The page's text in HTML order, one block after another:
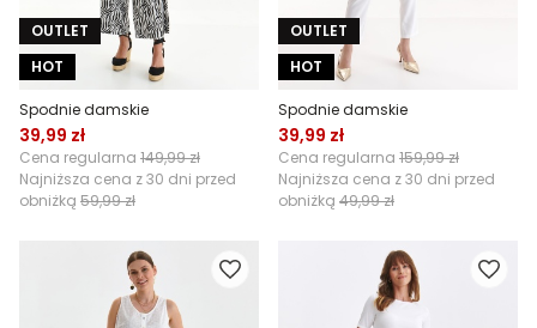
OUTLET
HOT
Spodnie damskie
39,99 zł
Cena regularna 149,99 zł
Najniższa cena z 30 dni przed
obniżką 59,99 zł
OUTLET
HOT
Spodnie damskie
39,99 zł
Cena regularna 159,99 zł
Najniższa cena z 30 dni przed
obniżką 49,99 zł